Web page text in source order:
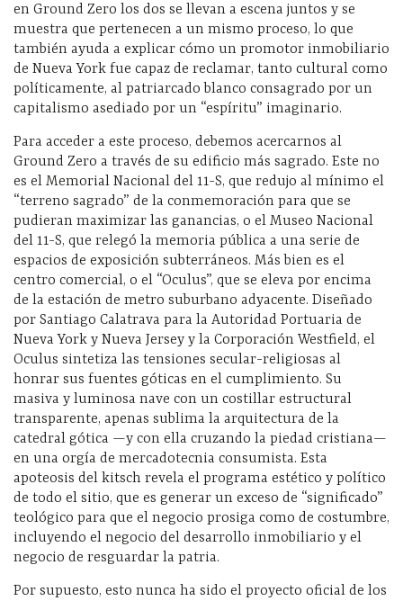
en Ground Zero los dos se llevan a escena juntos y se
muestra que pertenecen a un mismo proceso, lo que
también ayuda a explicar cómo un promotor inmobiliario
de Nueva York fue capaz de reclamar, tanto cultural como
políticamente, al patriarcado blanco consagrado por un
capitalismo asediado por un “espíritu” imaginario.
Para acceder a este proceso, debemos acercarnos al
Ground Zero a través de su edificio más sagrado. Este no
es el Memorial Nacional del 11-S, que redujo al mínimo el
“terreno sagrado” de la conmemoración para que se
pudieran maximizar las ganancias, o el Museo Nacional
del 11-S, que relegó la memoria pública a una serie de
espacios de exposición subterráneos. Más bien es el
centro comercial, o el “Oculus”, que se eleva por encima
de la estación de metro suburbano adyacente. Diseñado
por Santiago Calatrava para la Autoridad Portuaria de
Nueva York y Nueva Jersey y la Corporación Westfield, el
Oculus sintetiza las tensiones secular-religiosas al
honrar sus fuentes góticas en el cumplimiento. Su
masiva y luminosa nave con un costillar estructural
transparente, apenas sublima la arquitectura de la
catedral gótica —y con ella cruzando la piedad cristiana—
en una orgía de mercadotecnia consumista. Esta
apoteosis del kitsch revela el programa estético y político
de todo el sitio, que es generar un exceso de “significado”
teológico para que el negocio prosiga como de costumbre,
incluyendo el negocio del desarrollo inmobiliario y el
negocio de resguardar la patria.
Por supuesto, esto nunca ha sido el proyecto oficial de los